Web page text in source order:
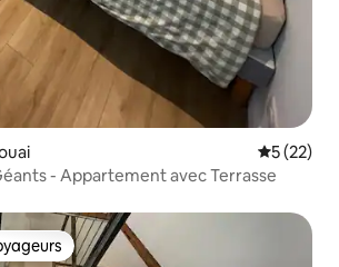
Note
5 (22)
- Appartement avec Terrasse